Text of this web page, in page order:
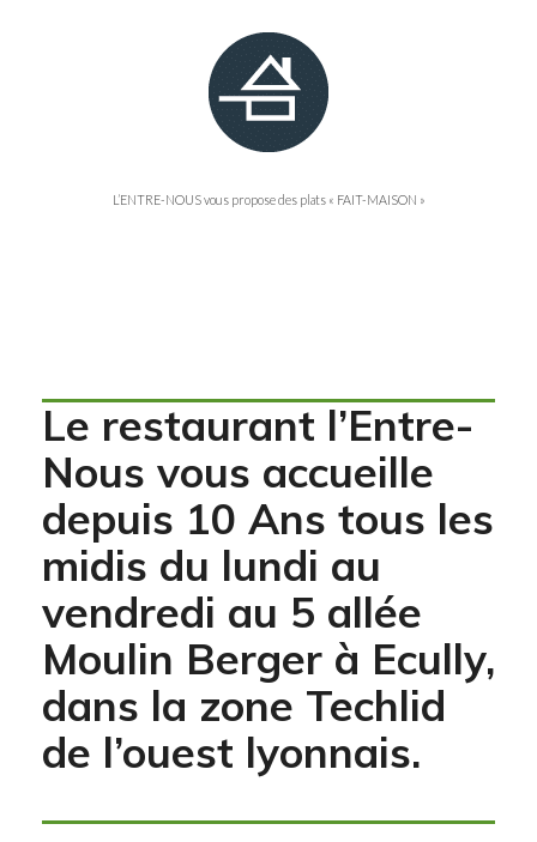
L’ENTRE-NOUS vous propose des plats « FAIT-MAISON »
Le restaurant l’Entre-
Nous vous accueille
depuis 10 Ans tous les
midis du lundi au
vendredi au 5 allée
Moulin Berger à Ecully,
dans la zone Techlid
de l’ouest lyonnais.